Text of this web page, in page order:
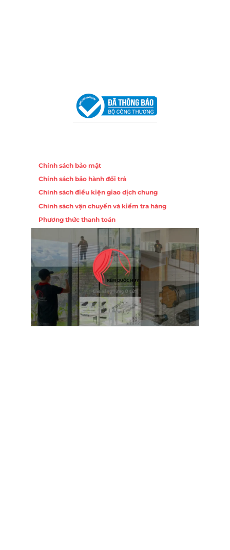
Chính sách bảo mật
Chính sách bảo hành đổi trả
Chính sách điều kiện giao dịch chung
Chính sách vận chuyển và kiểm tra hàng
Phương thức thanh toán